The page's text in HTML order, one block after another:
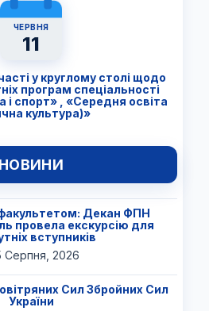
ЧЕРВНЯ
11
у круглому столі щодо
програм спеціальності
і спорт» , «Середня освіта
культура)»
НОВИНИ
Декан ФПН
провела екскурсію для
вступників
Серпня, 2026
Сил Збройних Сил
України